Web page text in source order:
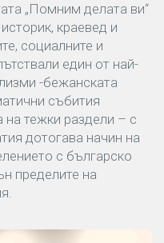
„Помним делата ви“
краевед и
социалните и
един от най-
-бежанската
събития
на тежки раздели – с
дотогава начин на
с българско
пределите на